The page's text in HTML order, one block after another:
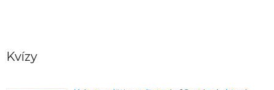
Kvízy